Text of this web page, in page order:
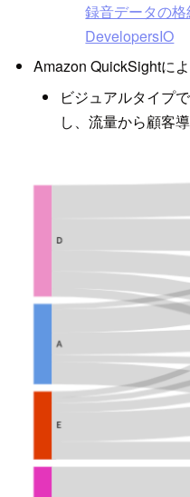
録音データの
DevelopersIO
Amazon QuickSightに
ビジュアルタイプ
し、流量から顧客